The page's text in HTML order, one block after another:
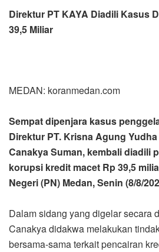
Direktur PT KAYA Diadili Kasus
39,5 Miliar
MEDAN: koranmedan.com
Sempat dipenjara kasus
Direktur PT. Krisna Agung
Canakya Suman, kembali diadili
korupsi kredit macet Rp 39,5
Negeri (PN) Medan, Senin (8/8/
Dalam sidang yang digelar secara
Canakya didakwa melakukan
bersama-sama terkait pencairan